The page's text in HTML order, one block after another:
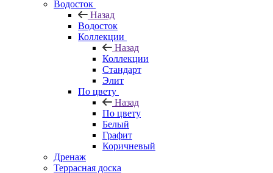
Водосток
Назад
Водосток
Коллекции
Назад
Коллекции
Стандарт
Элит
По цвету
Назад
По цвету
Белый
Графит
Коричневый
Дренаж
Террасная доска